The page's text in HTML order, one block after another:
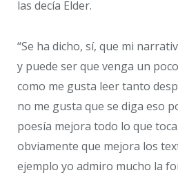
las decía Elder.
“Se ha dicho, sí, que mi
y puede ser que venga un
como me gusta leer tanto
no me gusta que se diga eso
poesía mejora todo lo que
obviamente que mejora los
ejemplo yo admiro mucho la